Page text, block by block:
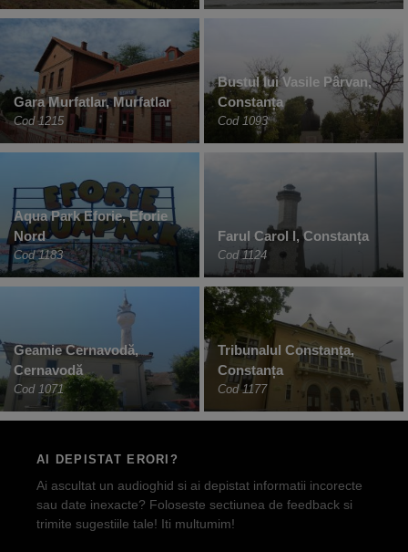
Gara Murfatlar, Murfatlar
Cod 1215
Bustul lui Vasile Pârvan,
Constanța
Cod 1093
Aqua Park Eforie, Eforie
Nord
Cod 1183
Farul Carol I, Constanța
Cod 1124
Geamie Cernavodă,
Cernavodă
Cod 1071
Tribunalul Constanța,
Constanța
Cod 1177
AI DEPISTAT ERORI?
Ai ascultat un audioghid si ai depistat informatii incorecte
sau date inexacte? Foloseste sectiunea de feedback si
trimite sugestiile tale! Iti multumim!